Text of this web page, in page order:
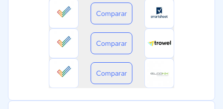
Comparar
Comparar
Comparar